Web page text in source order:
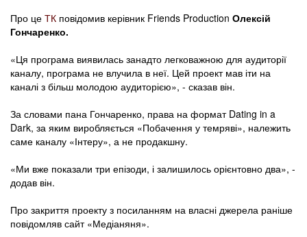
Про це ТК повідомив керівник Friends Production Олексій
Гончаренко.
«Ця програма виявилась занадто легковажною для аудиторії
каналу, програма не влучила в неї. Цей проект мав іти на
каналі з більш молодою аудиторією», - сказав він.
За словами пана Гончаренко, права на формат Dating in a
Dark, за яким виробляється «Побачення у темряві», належить
саме каналу «Інтеру», а не продакшну.
«Ми вже показали три епізоди, і залишилось орієнтовно два», -
додав він.
Про закриття проекту з посиланням на власні джерела раніше
повідомляв сайт «Медіаняня».